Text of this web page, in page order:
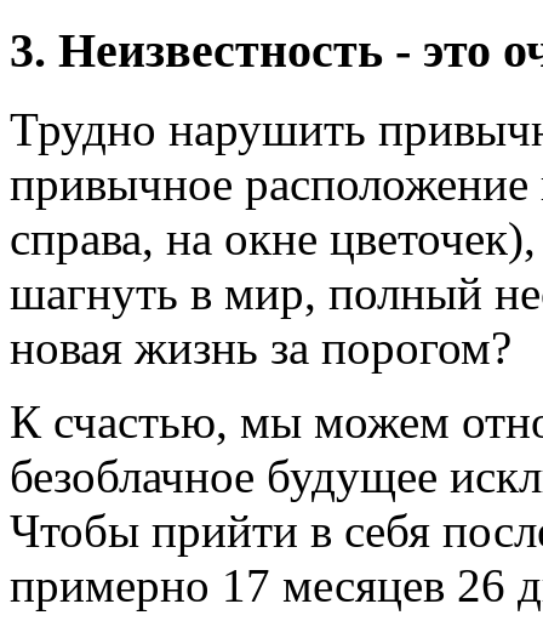
3. Неизвестность - это
Трудно нарушить
привычное
справа, на окне
шагнуть в мир, полный
новая жизнь за порогом?
К счастью, мы можем
безоблачное будущее
Чтобы прийти в себя
примерно 17 месяцев 26